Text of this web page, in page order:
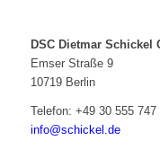
DSC Dietmar Schickel
Emser Straße 9
10719 Berlin
Telefon: +49 30 555 747
info@schickel.de